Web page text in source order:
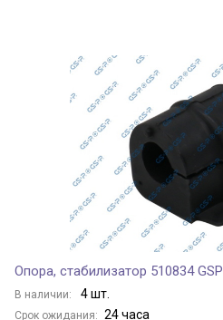
Опора, стабилизатор 510834 GSP
В наличии: 4 шт.
Срок ожидания: 24 часа